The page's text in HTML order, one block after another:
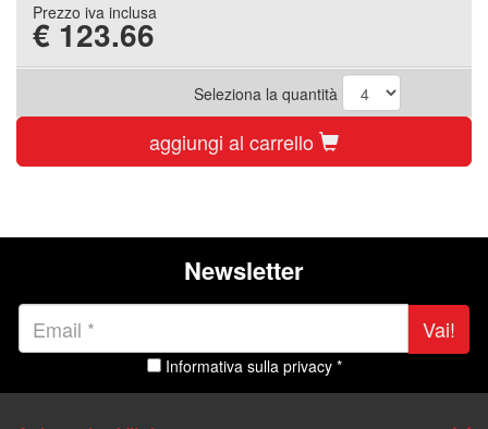
Prezzo iva inclusa
€ 123.66
Seleziona la quantità
aggiungi al carrello
Newsletter
Vai!
Informativa sulla privacy *